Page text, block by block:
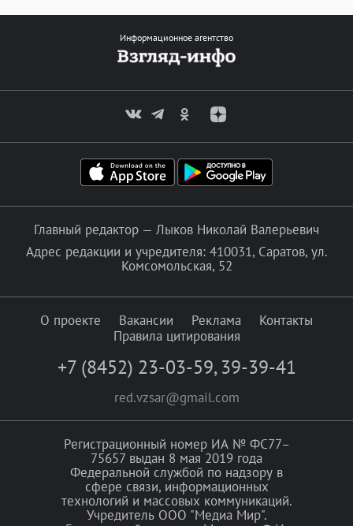
Информационное агентство
Главный редактор — Лыков Николай Валерьевич
Адрес редакции и учредителя: 410031, Саратов, ул.
Комсомольская, 52
О проекте Вакансии Реклама
Контакты
Правила цитирования
+7 (8452) 23-03-59, 39-39-41
red.vzsar@gmail.com
Регистрационный номер ИА № ФС77–
75657 выдан 8 мая 2019 года
Федеральной службой по надзору в
сфере связи, информационных
технологий и массовых коммуникаций.
Учредитель ООО "Медиа Мир".